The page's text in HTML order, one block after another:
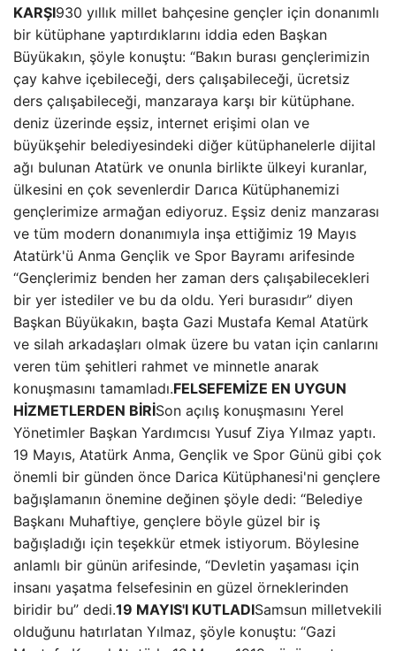
KARŞI930 yıllık millet bahçesine gençler için donanımlı
bir kütüphane yaptırdıklarını iddia eden Başkan
Büyükakın, şöyle konuştu: “Bakın burası gençlerimizin
çay kahve içebileceği, ders çalışabileceği, ücretsiz
ders çalışabileceği, manzaraya karşı bir kütüphane.
deniz üzerinde eşsiz, internet erişimi olan ve
büyükşehir belediyesindeki diğer kütüphanelerle dijital
ağı bulunan Atatürk ve onunla birlikte ülkeyi kuranlar,
ülkesini en çok sevenlerdir Darıca Kütüphanemizi
gençlerimize armağan ediyoruz. Eşsiz deniz manzarası
ve tüm modern donanımıyla inşa ettiğimiz 19 Mayıs
Atatürk'ü Anma Gençlik ve Spor Bayramı arifesinde
“Gençlerimiz benden her zaman ders çalışabilecekleri
bir yer istediler ve bu da oldu. Yeri burasıdır” diyen
Başkan Büyükakın, başta Gazi Mustafa Kemal Atatürk
ve silah arkadaşları olmak üzere bu vatan için canlarını
veren tüm şehitleri rahmet ve minnetle anarak
konuşmasını tamamladı.FELSEFEMİZE EN UYGUN
HİZMETLERDEN BİRİSon açılış konuşmasını Yerel
Yönetimler Başkan Yardımcısı Yusuf Ziya Yılmaz yaptı.
19 Mayıs, Atatürk Anma, Gençlik ve Spor Günü gibi çok
önemli bir günden önce Darica Kütüphanesi'ni gençlere
bağışlamanın önemine değinen şöyle dedi: “Belediye
Başkanı Muhaftiye, gençlere böyle güzel bir iş
bağışladığı için teşekkür etmek istiyorum. Böylesine
anlamlı bir günün arifesinde, “Devletin yaşaması için
insanı yaşatma felsefesinin en güzel örneklerinden
biridir bu” dedi.19 MAYIS'I KUTLADISamsun milletvekili
olduğunu hatırlatan Yılmaz, şöyle konuştu: “Gazi